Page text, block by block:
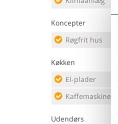
Koncepter
Røgfrit hus
Køkken
El-plader
Kaffemaskine
Udendørs